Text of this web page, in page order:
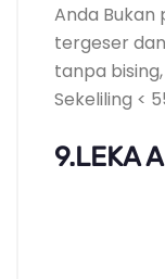
Anda
tergeser
tanpa
Sekeliling <
9.LEKA